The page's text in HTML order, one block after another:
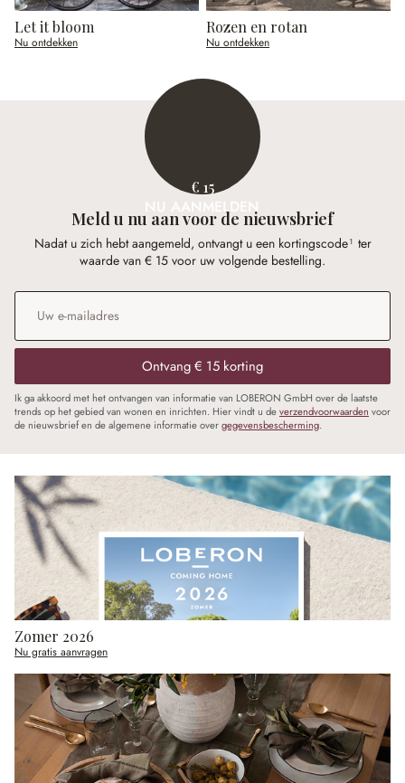
Let it bloom
Nu ontdekken
Rozen en rotan
Nu ontdekken
€ 15
NU AANMELDEN
Meld u nu aan voor de nieuwsbrief
Nadat u zich hebt aangemeld, ontvangt u een kortingscode¹ ter
waarde van € 15 voor uw volgende bestelling.
E-mailadres
Ontvang € 15 korting
Ik ga akkoord met het ontvangen van informatie van LOBERON GmbH over de laatste
trends op het gebied van wonen en inrichten. Hier vindt u deverzendvoorwaarden voor
de nieuwsbrief en de algemene informatie overgegevensbescherming.
Zomer 2026
Nu gratis aanvragen